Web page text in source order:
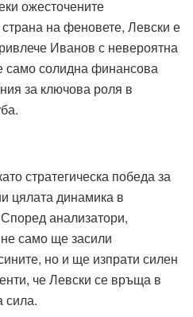
ожесточените
на феновете, Левски е
Иванов с невероятна
само солидна финансова
за ключова роля в
стратегическа победа за
цялата динамика в
анализатори,
само ще засили
но и ще изпрати силен
че Левски се връща в
сила.